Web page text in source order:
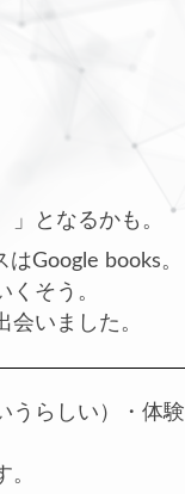
となるかも。
Google books。
そう。
いました。
うらしい）・体験